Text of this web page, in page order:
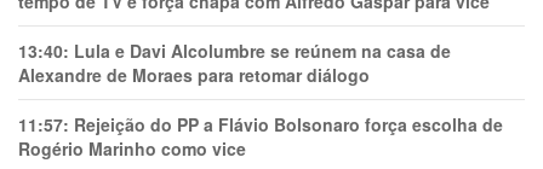
13:40: Lula e Davi Alcolumbre se reúnem na casa de
Alexandre de Moraes para retomar diálogo
11:57: Rejeição do PP a Flávio Bolsonaro força escolha de
Rogério Marinho como vice